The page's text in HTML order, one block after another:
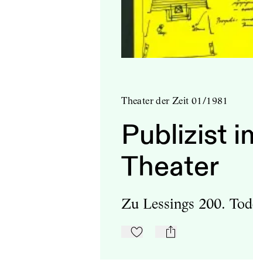
Theater der Zeit 01/1981
Publizist
Theater
Zu Lessings 200.
Zu Mein-TdZ hinzufügen
mail